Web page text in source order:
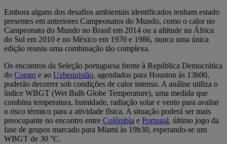
Embora alguns dos desafios ambientais identificados tenham estado
presentes em anteriores Campeonatos do Mundo, como o calor no
Campeonato do Mundo no Brasil em 2014 ou a altitude na África
do Sul em 2010 e no México em 1970 e 1986, nunca uma única
edição reuniu uma combinação tão complexa.
Os encontros da Seleção portuguesa frente à República Democrática
do Congo e ao Uzbequistão, agendados para Houston às 13h00,
poderão decorrer sob condições de calor intenso. A análise utiliza o
índice WBGT (Wet Bulb Globe Temperature), uma medida que
combina temperatura, humidade, radiação solar e vento para avaliar
o risco térmico para a atividade física. A situação poderá ser mais
preocupante no encontro entre Colômbia e Portugal, último jogo da
fase de grupos marcado para Miami às 19h30, esperando-se um
WBGT de 30 °C.